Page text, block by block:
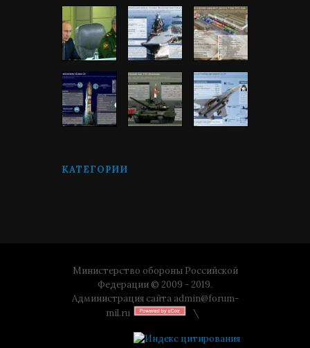
КАТЕГОРИИ
Министерство обороны Российской
Федерации © 2009 - 2019.
Администрация сайта admin@forum-
mil.ru